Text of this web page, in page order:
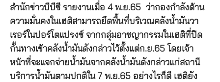
สำนักข่าวบีบีซี รายงานเมื่อ 4 พ.ย.65 ว่ากองกำลังด้าน
ความมั่นคงในเฮติสามารถยึดพื้นที่บริเวณคลังน้ำมันวา
เรอร์ในปอร์โตแปรงซ์ จากกลุ่มอาชญากรรมในเฮติที่ปิด
กั้นทางเข้าคลังน้ำมันดังกล่าวไว้ตั้งแต่ก.ย.65 โดยเจ้า
หน้าที่จะแจกจ่ายน้ำมันจากคลังน้ำมันดังกล่าวแก่สถานี
บริการน้ำมันตามปกติใน 7 พ.ย.65 อย่างไรก็ดี เฮติยัง